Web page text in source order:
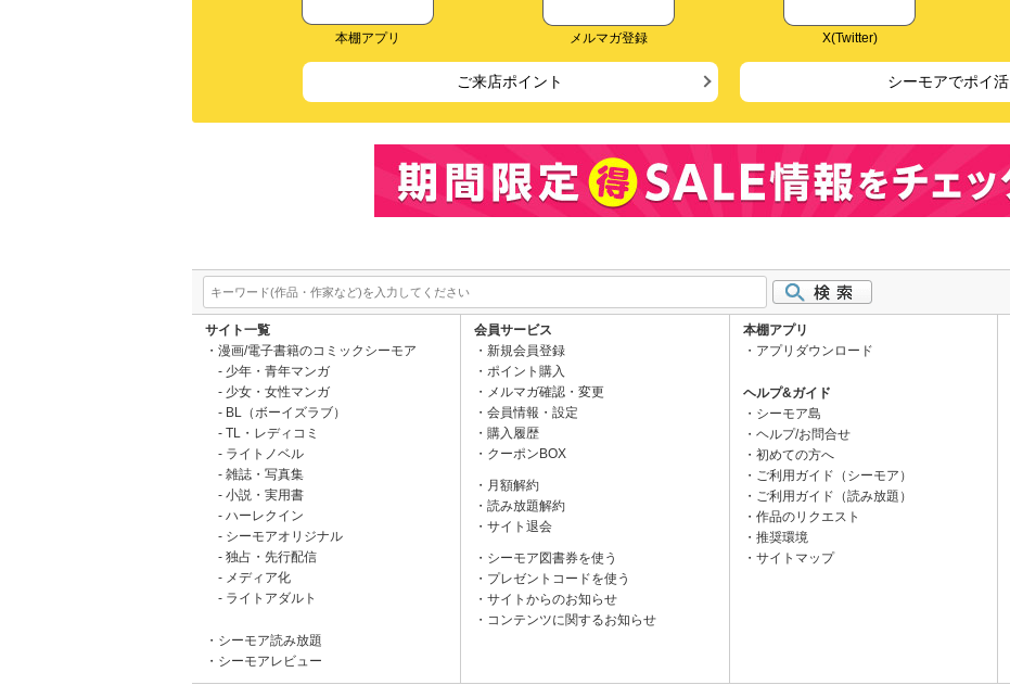
本棚アプリ メルマガ登録 X(Twitter)
ご来店ポイント シーモアでポイ活
サイト一覧
漫画/電子書籍のコミックシーモア
少年・青年マンガ
少女・女性マンガ
BL（ボーイズラブ）
TL・レディコミ
ライトノベル
雑誌・写真集
小説・実用書
ハーレクイン
シーモアオリジナル
独占・先行配信
メディア化
ライトアダルト
シーモア読み放題
シーモアレビュー
会員サービス
新規会員登録
ポイント購入
メルマガ確認・変更
会員情報・設定
購入履歴
クーポンBOX
月額解約
読み放題解約
サイト退会
シーモア図書券を使う
プレゼントコードを使う
サイトからのお知らせ
コンテンツに関するお知らせ
本棚アプリ
アプリダウンロード
ヘルプ&ガイド
シーモア島
ヘルプ/お問合せ
初めての方へ
ご利用ガイド（シーモア）
ご利用ガイド（読み放題）
作品のリクエスト
推奨環境
サイトマップ